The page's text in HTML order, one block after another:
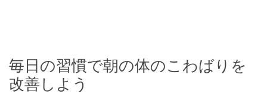
毎日の習慣で朝の体のこわばりを
改善しよう